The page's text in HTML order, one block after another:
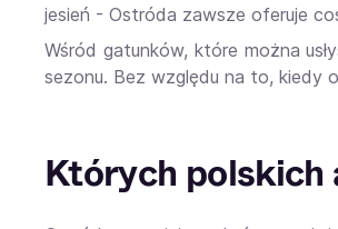
jesień - Ostróda zawsze oferuje
Wśród gatunków, które można
sezonu. Bez względu na to, kiedy
Których